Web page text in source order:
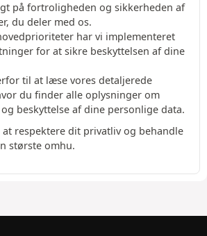
på fortroligheden og sikkerheden af
du deler med os.
har vi implementeret
for at sikre beskyttelsen af dine
til at læse vores detaljerede
du finder alle oplysninger om
beskyttelse af dine personlige data.
respektere dit privatliv og behandle
største omhu.